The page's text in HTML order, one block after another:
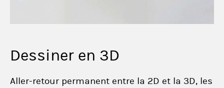
Dessiner en 3D
Aller-retour permanent entre la 2D et la 3D, les